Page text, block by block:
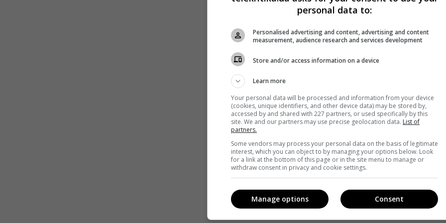
personal data to:
Personalised advertising and content, advertising and content
measurement, audience research and services development
Store and/or access information on a device
Learn more
Your personal data will be processed and information from your device
(cookies, unique identifiers, and other device data) may be stored by,
accessed by and shared with 227 partners, or used specifically by this
site. We and our partners may use precise geolocation data. List of
partners.
Some vendors may process your personal data on the basis of legitimate
interest, which you can object to by managing your options below. Look
for a link at the bottom of this page or in the site menu to manage or
withdraw consent in privacy and cookie settings.
Consent
Manage options